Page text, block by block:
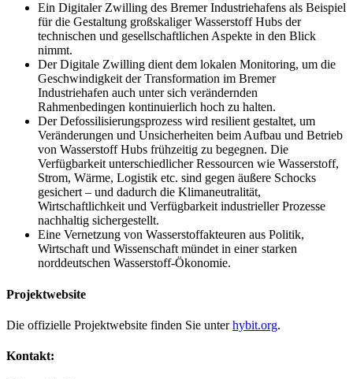
Ein Digitaler Zwilling des Bremer Industriehafens als Beispiel
für die Gestaltung großskaliger Wasserstoff Hubs der
technischen und gesellschaftlichen Aspekte in den Blick
nimmt.
Der Digitale Zwilling dient dem lokalen Monitoring, um die
Geschwindigkeit der Transformation im Bremer
Industriehafen auch unter sich verändernden
Rahmenbedingen kontinuierlich hoch zu halten.
Der Defossilisierungsprozess wird resilient gestaltet, um
Veränderungen und Unsicherheiten beim Aufbau und Betrieb
von Wasserstoff Hubs frühzeitig zu begegnen. Die
Verfügbarkeit unterschiedlicher Ressourcen wie Wasserstoff,
Strom, Wärme, Logistik etc. sind gegen äußere Schocks
gesichert – und dadurch die Klimaneutralität,
Wirtschaftlichkeit und Verfügbarkeit industrieller Prozesse
nachhaltig sichergestellt.
Eine Vernetzung von Wasserstoffakteuren aus Politik,
Wirtschaft und Wissenschaft mündet in einer starken
norddeutschen Wasserstoff-Ökonomie.
Projektwebsite
Die offizielle Projektwebsite finden Sie unterhybit.org.
Kontakt: